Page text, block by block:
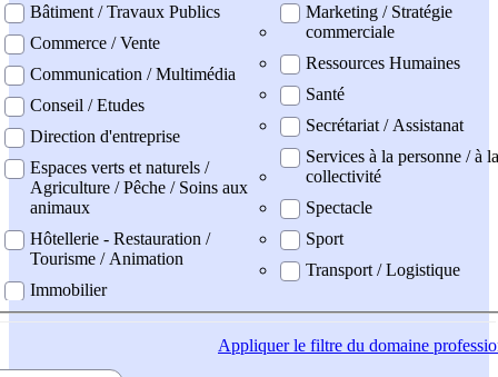
Bâtiment / Travaux Publics
Commerce / Vente
Communication / Multimédia
Conseil / Etudes
Direction d'entreprise
Espaces verts et naturels /
Agriculture / Pêche / Soins aux
animaux
Hôtellerie - Restauration /
Tourisme / Animation
Immobilier
Marketing / Stratégie
commerciale
Ressources Humaines
Santé
Secrétariat / Assistanat
Services à la personne / à la
collectivité
Spectacle
Sport
Transport / Logistique
Appliquerle filtre du domaine